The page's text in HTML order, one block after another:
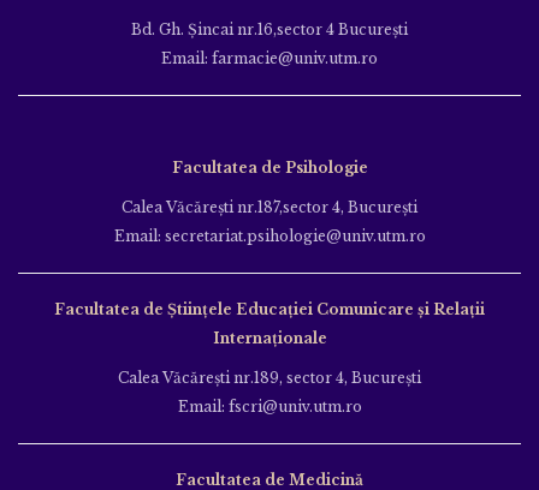
Bd. Gh. Şincai nr.16,sector 4 Bucureşti
Email: farmacie@univ.utm.ro
Facultatea de Psihologie
Calea Văcăreşti nr.187,sector 4, Bucureşti
Email: secretariat.psihologie@univ.utm.ro
Facultatea de Ştiinţele Educației Comunicare și Relații
Internaționale
Calea Văcăreşti nr.189, sector 4, Bucureşti
Email: fscri@univ.utm.ro
Facultatea de Medicină